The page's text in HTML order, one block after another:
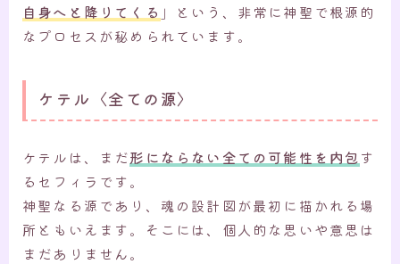
自身へと降りてくる 」という、非常に神聖で根源的
なプロセスが秘められています。
ケテル〈全ての源〉
ケテルは、まだ形にならない全ての可能性を内包す
るセフィラです。
神聖なる源であり、魂の設計図が最初に描かれる場
所ともいえます。そこには、個人的な思いや意思は
まだありません。